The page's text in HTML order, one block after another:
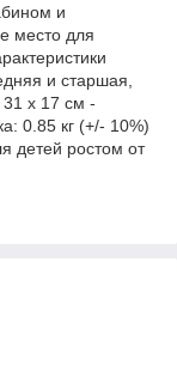
и
место для
и старшая,
31 х 17 см -
0.85 кг (+/- 10%)
детей ростом от